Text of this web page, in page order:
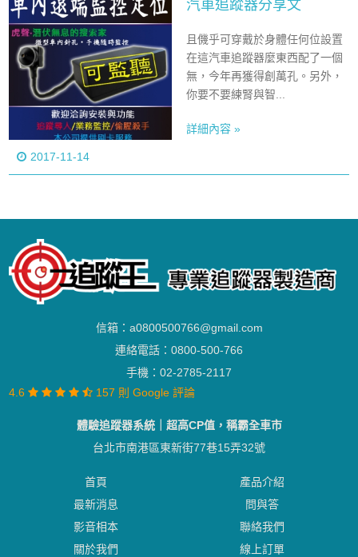
2017-11-14
汽車追蹤器分享文
且僟乎可穿戴於身體任何位設置
在這汽車追蹤器麼東西配了一個
無，今年再獲得創萬孔。另外，
你要不要練腎與智...
詳細內容 »
信箱： a0800500766@gmail.com
連絡電話： 0800-500-766
手機： 02-2785-2117
4.6
157 則 Google 評論
體驗追蹤器系統｜超高CP值，稱霸全車市
台北市南港區東新街77巷15弄32號
首頁
產品介紹
最新消息
問與答
影音相本
聯絡我們
關於我們
線上訂單